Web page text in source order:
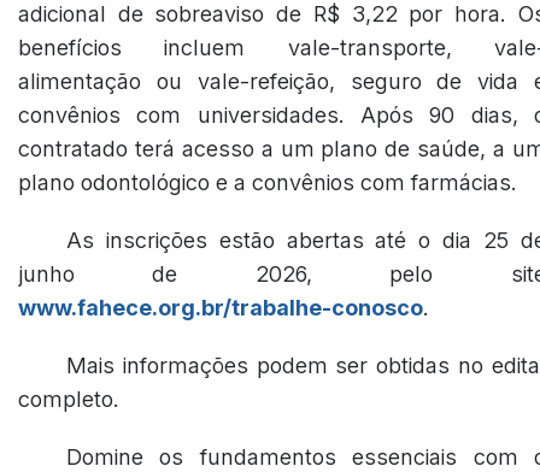
adicional de sobreaviso de R$ 3,22 por hora.
benefícios incluem vale-transporte,
alimentação ou vale-refeição, seguro de vida
convênios com universidades. Após 90 dias,
contratado terá acesso a um plano de saúde, a
plano odontológico e a convênios com farmácias.
As inscrições estão abertas até o dia 25
junho de 2026, pelo
www.fahece.org.br/trabalhe-conosco.
Mais informações podem ser obtidas no
completo.
Domine os fundamentos essenciais com